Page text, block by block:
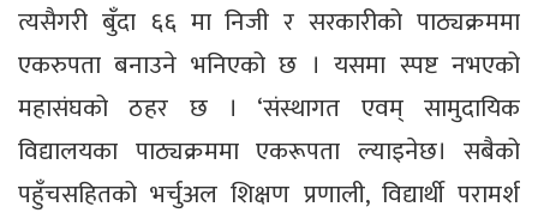
त्यसैगरी बुँदा ६६ मा निजी र सरकारीको पाठ्यक्रममा
एकरुपता बनाउने भनिएको छ । यसमा स्पष्ट नभएको
महासंघको ठहर छ । ‘संस्थागत एवम् सामुदायिक
विद्यालयका पाठ्यक्रममा एकरूपता ल्याइनेछ। सबैको
पहुँचसहितको भर्चुअल शिक्षण प्रणाली, विद्यार्थी परामर्श